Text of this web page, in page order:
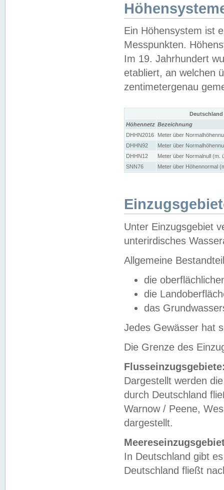
Ein Höhensystem ist
Messpunkten.
Im 19. Jahrhundert
etabliert, an welchen
zentimetergenau
Höhennetz Bezeichnung
DHHN2016
Meter über
DHHN92
Meter über
DHHN12
Meter über Normalnull (m.
SNN76
Meter über Höhennormal
Unter Einzugsgebiet
unterirdisches
Allgemeine
die
die
das
Jedes Gewässer hat
Die Grenze des
Dargestellt werden
durch Deutschland
Warnow / Peene,
dargestellt.
In Deutschland gibt
Deutschland fließt